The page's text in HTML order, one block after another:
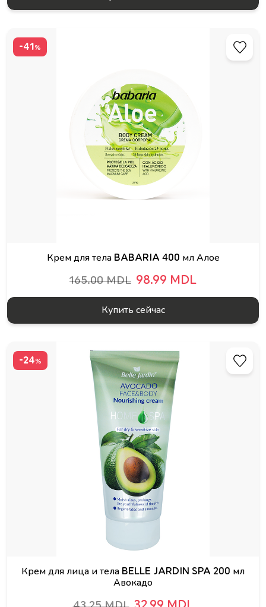
-41 %
Крем для тела BABARIA 400 мл Алое
165.00 MDL 98.99 MDL
Купить сейчас
-24%
Крем для лица и тела BELLE JARDIN SPA 200 мл
Авокадо